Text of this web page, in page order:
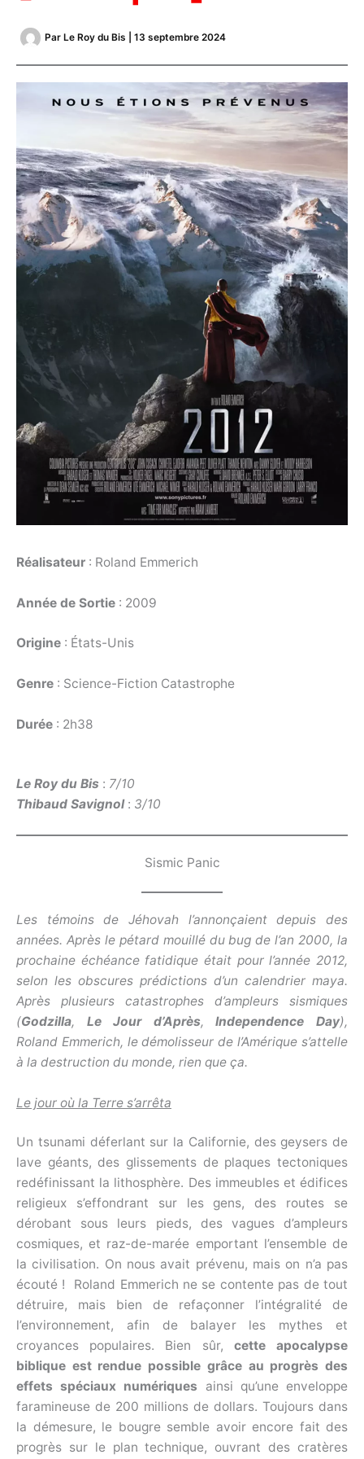
Par Le Roy du Bis 13 septembre 2024
Réalisateur : Roland Emmerich
Année de Sortie : 2009
Origine : États-Unis
Genre : Science-Fiction Catastrophe
Durée : 2h38
Le Roy du Bis : 7/10
Thibaud Savignol: 3/10
Sismic Panic
Les témoins de Jéhovah l’annonçaient depuis des
années. Après le pétard mouillé du bug de l’an 2000, la
prochaine échéance fatidique était pour l’année 2012,
selon les obscures prédictions d’un calendrier maya.
Après plusieurs catastrophes d’ampleurs sismiques
(Godzilla, Le Jour d’Après,Independence Day),
Roland Emmerich, le démolisseur de l’Amérique s’attelle
à la destruction du monde, rien que ça.
Le jour où la Terre s’arrêta
Un tsunami déferlant sur la Californie, des geysers de
lave géants, des glissements de plaques tectoniques
redéfinissant la lithosphère. Des immeubles et édifices
religieux s’effondrant sur les gens, des routes se
dérobant sous leurs pieds, des vagues d’ampleurs
cosmiques, et raz-de-marée emportant l’ensemble de
la civilisation. On nous avait prévenu, mais on n’a pas
écouté ! Roland Emmerich ne se contente pas de tout
détruire, mais bien de refaçonner l’intégralité de
l’environnement, afin de balayer les mythes et
croyances populaires. Bien sûr, cette apocalypse
biblique est rendue possible grâce au progrès des
effets spéciaux numériques ainsi qu’une enveloppe
faramineuse de 200 millions de dollars. Toujours dans
la démesure, le bougre semble avoir encore fait des
progrès sur le plan technique, ouvrant des cratères